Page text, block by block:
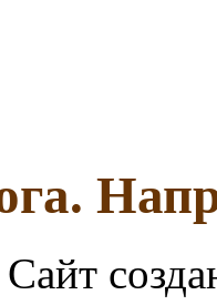
Сайт